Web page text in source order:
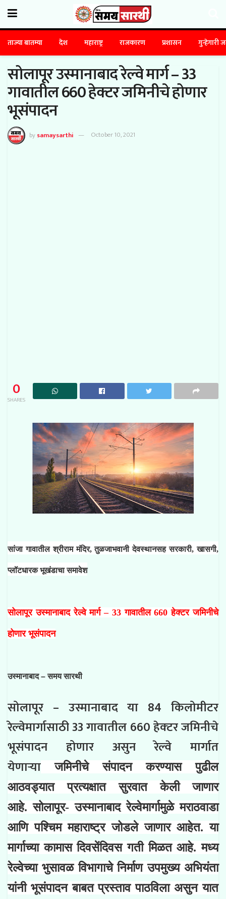
ताज्या बातम्या देश महाराष्ट्र राजकारण प्रशासन गुन्हेगारी
सोलापूर उस्मानाबाद रेल्वे मार्ग – 33
गावातील 660 हेक्टर जमिनीचे होणार
भूसंपादन
bysamaysarthi October 10, 2021
0
SHARES
सांजा गावातील श्रीराम मंदिर, तुळजाभवानी देवस्थानसह सरकारी, खासगी,
प्लॉटधारक भूखंडाचा समावेश
सोलापूर उस्मानाबाद रेल्वे मार्ग – 33 गावातील 660 हेक्टर जमिनीचे
होणार भूसंपादन
उस्मानाबाद – समय सारथी
सोलापूर – उस्मानाबाद या 84 किलोमीटर
रेल्वेमार्गासाठी 33 गावातील 660 हेक्‍टर जमिनीचे
भूसंपादन होणार असुन रेल्वे मार्गात
येणाऱ्या जमिनीचे संपादन करण्यास पुढील
आठवड्यात प्रत्यक्षात सुरवात केली जाणार
आहे.सोलापूर- उस्मानाबाद रेल्वेमार्गामुळे मराठवाडा
आणि पश्‍चिम महाराष्ट्रजोडले जाणार आहेत. या
मार्गाच्या कामास दिवसेंदिवस गती मिळत आहे. मध्य
रेल्वेच्या भुसावळ विभागाचे निर्माण उपमुख्य अभियंता
यांनी भूसंपादन बाबत प्रस्ताव पाठविला असुन यात